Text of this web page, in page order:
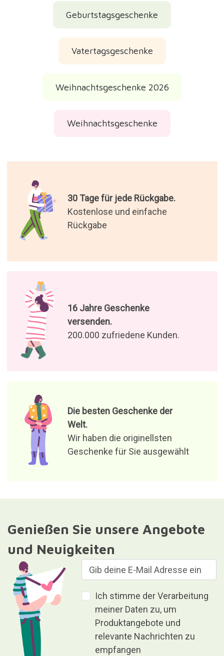
Geburtstagsgeschenke
Vatertagsgeschenke
Weihnachtsgeschenke 2026
Weihnachtsgeschenke
30 Tage für jede Rückgabe.
Kostenlose und einfache
Rückgabe
16 Jahre Geschenke
versenden.
200.000 zufriedene Kunden.
Die besten Geschenke der
Welt.
Wir haben die originellsten
Geschenke für Sie ausgewählt
Genießen Sie unsere Angebote
und Neuigkeiten
Ich stimme der Verarbeitung
meiner Daten zu, um
Produktangebote und
relevante Nachrichten zu
empfangen